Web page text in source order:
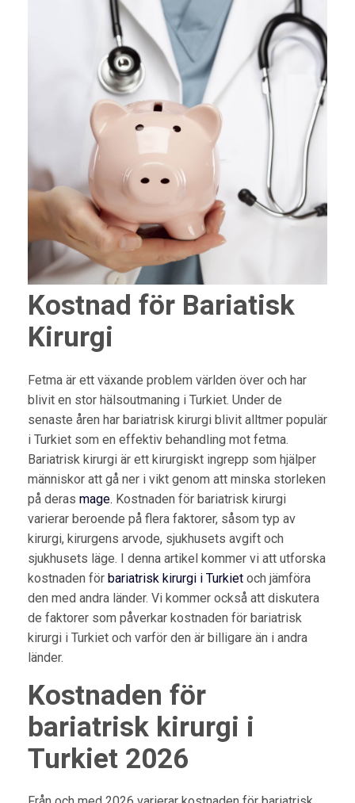
Kostnad för Bariatisk
Kirurgi
Fetma är ett växande problem världen över och har
blivit en stor hälsoutmaning i Turkiet. Under de
senaste åren har bariatrisk kirurgi blivit alltmer populär
i Turkiet som en effektiv behandling mot fetma.
Bariatrisk kirurgi är ett kirurgiskt ingrepp som hjälper
människor att gå ner i vikt genom att minska storleken
på deras mage. Kostnaden för bariatrisk kirurgi
varierar beroende på flera faktorer, såsom typ av
kirurgi, kirurgens arvode, sjukhusets avgift och
sjukhusets läge. I denna artikel kommer vi att utforska
kostnaden för bariatrisk kirurgi i Turkietoch jämföra
den med andra länder. Vi kommer också att diskutera
de faktorer som påverkar kostnaden för bariatrisk
kirurgi i Turkiet och varför den är billigare än i andra
länder.
Kostnaden för
bariatrisk kirurgi i
Turkiet 2026